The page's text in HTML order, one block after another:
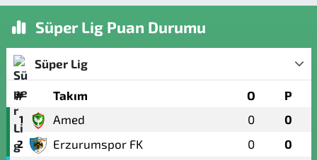
Süper Lig Puan Durumu
Süper Lig
# Takım O P
1 Amed 0 0
2 Erzurumspor FK 0 0